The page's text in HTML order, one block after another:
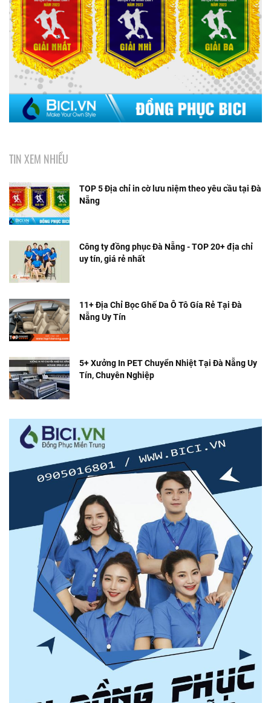
TIN XEM NHIỀU
TOP 5 Địa chỉ in cờ lưu niệm theo yêu cầu tại Đà
Nẵng
Công ty đồng phục Đà Nẵng - TOP 20+ địa chỉ
uy tín, giá rẻ nhất
11+ Địa Chỉ Bọc Ghế Da Ô Tô Gía Rẻ Tại Đà
Nẵng Uy Tín
5+ Xưởng In PET Chuyển Nhiệt Tại Đà Nẵng Uy
Tín, Chuyên Nghiệp